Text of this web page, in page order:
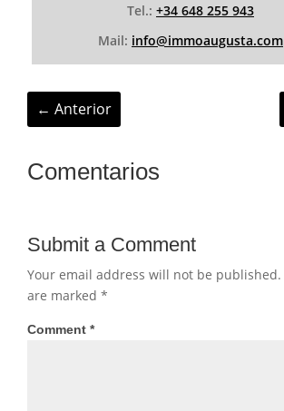
Tel.: +34 648 255 943
Mail: info@immoaugusta.com
← Anterior
Comentarios
Submit a Comment
Your email address will not be published.
are marked *
Comment *